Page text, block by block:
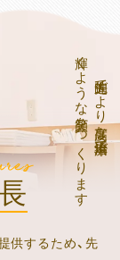
先進的でより高度な矯正治療で
輝くような笑顔をつくります
供するため、先